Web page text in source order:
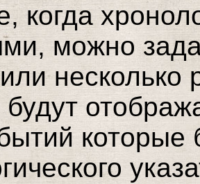
когда
можно
будут
которые